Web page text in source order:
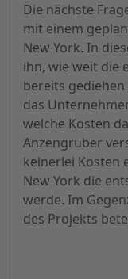
Die nächste
mit einem
New York. In
ihn, wie weit die
bereits
das
welche Kosten
Anzengruber
keinerlei Kosten
New York die
werde. Im
des Projekts